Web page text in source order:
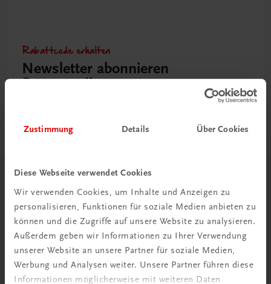
Zustimmung Details Über Cookies
Diese Webseite verwendet Cookies
Wir verwenden Cookies, um Inhalte und Anzeigen zu
personalisieren, Funktionen für soziale Medien anbieten zu
können und die Zugriffe auf unsere Website zu analysieren.
Außerdem geben wir Informationen zu Ihrer Verwendung
unserer Website an unsere Partner für soziale Medien,
Werbung und Analysen weiter. Unsere Partner führen diese
Informationen möglicherweise mit weiteren Daten
Rabattcode erhalten
Newsletter abonnieren
& Versandkosten sparen
Herzlich willkommen bei TRAUNER!
Wir über uns